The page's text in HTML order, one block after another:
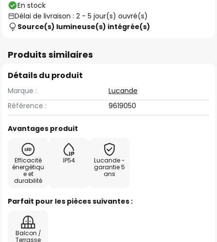
En stock
Délai de livraison : 2 - 5 jour(s) ouvré(s)
Source(s) lumineuse(s) intégrée(s)
Produits similaires
Détails du produit
Marque :
Lucande
Référence :
9619050
Avantages produit
Efficacité
énergétiqu
e et
durabilité
IP54
Lucande -
garantie 5
ans
Parfait pour les pièces suivantes :
Balcon /
Terrasse